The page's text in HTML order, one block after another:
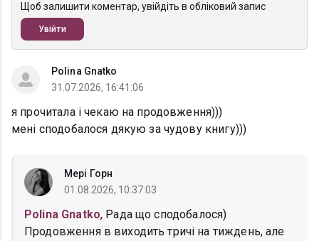
Щоб залишити коментар, увійдіть в обліковий запис
Увійти
Polina Gnatko
31.07.2026, 16:41:06
я прочитала і чекаю на продовження)))
мені сподобалося дякую за чудову книгу)))
Мері Горн
01.08.2026, 10:37:03
Polina Gnatko, Рада що сподобалося)
Продовження в виходить тричі на тиждень, але